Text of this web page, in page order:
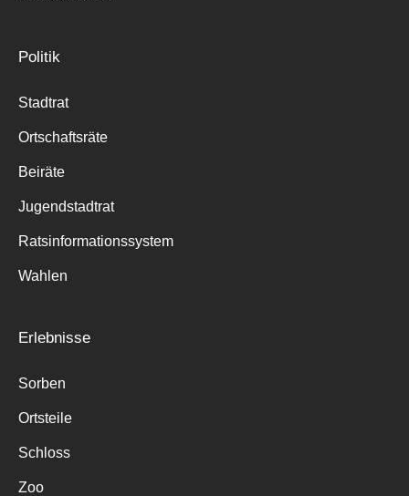
Politik
Stadtrat
Ortschaftsräte
Beiräte
Jugendstadtrat
Ratsinformationssystem
Wahlen
Erlebnisse
Sorben
Ortsteile
Schloss
Zoo